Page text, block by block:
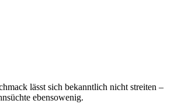
lässt sich bekanntlich nicht streiten –
ebensowenig.